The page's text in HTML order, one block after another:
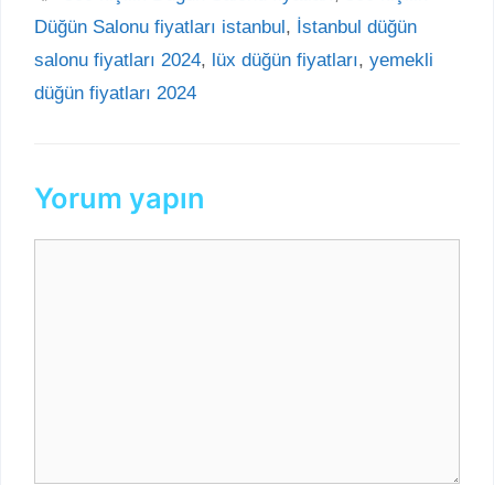
Düğün Salonu fiyatları istanbul, İstanbul düğün
salonu fiyatları 2024, lüx düğün fiyatları, yemekli
düğün fiyatları 2024
Yorum yapın